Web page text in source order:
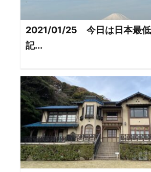
2021/01/25 今日は日本最低
記...